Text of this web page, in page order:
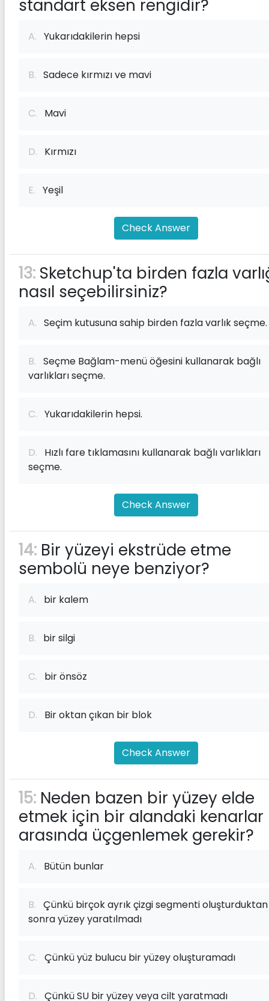
standart eksen rengidir?
A. Yukarıdakilerin hepsi
B. Sadece kırmızı ve mavi
C. Mavi
D. Kırmızı
E. Yeşil
Check Answer
13: Sketchup'ta birden fazla
nasıl seçebilirsiniz?
A. Seçim kutusuna sahip birden fazla varlık seçme.
B. Seçme Bağlam-menü öğesini kullanarak bağlı
varlıkları seçme.
C. Yukarıdakilerin hepsi.
D. Hızlı fare tıklamasını kullanarak bağlı varlıkları
seçme.
Check Answer
14: Bir yüzeyi ekstrüde etme
sembolü neye benziyor?
A. bir kalem
B. bir silgi
C. bir önsöz
D. Bir oktan çıkan bir blok
Check Answer
15: Neden bazen bir yüzey elde
etmek için bir alandaki kenarlar
arasında üçgenlemek gerekir?
A. Bütün bunlar
B. Çünkü birçok ayrık çizgi segmenti oluşturduktan
sonra yüzey yaratılmadı
C. Çünkü yüz bulucu bir yüzey oluşturamadı
D. Çünkü SU bir yüzey veya cilt yaratmadı